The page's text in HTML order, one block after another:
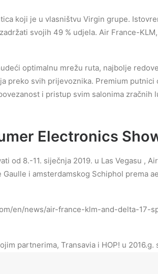
koji je u vlasništvu Virgin grupe.
svojih 49 % udjela. Air France-
optimalnu mrežu ruta, najbolje
preko svih prijevoznika. Premium putnici
i pristup svim salonima zračnih
Electronics
od 8.-11. siječnja 2019. u Las Vegasu ,
i amsterdamskog Schiphol prema
en/news/air-france-klm-and-delta-17-
partnerima, Transavia i HOP! u 2016.g.